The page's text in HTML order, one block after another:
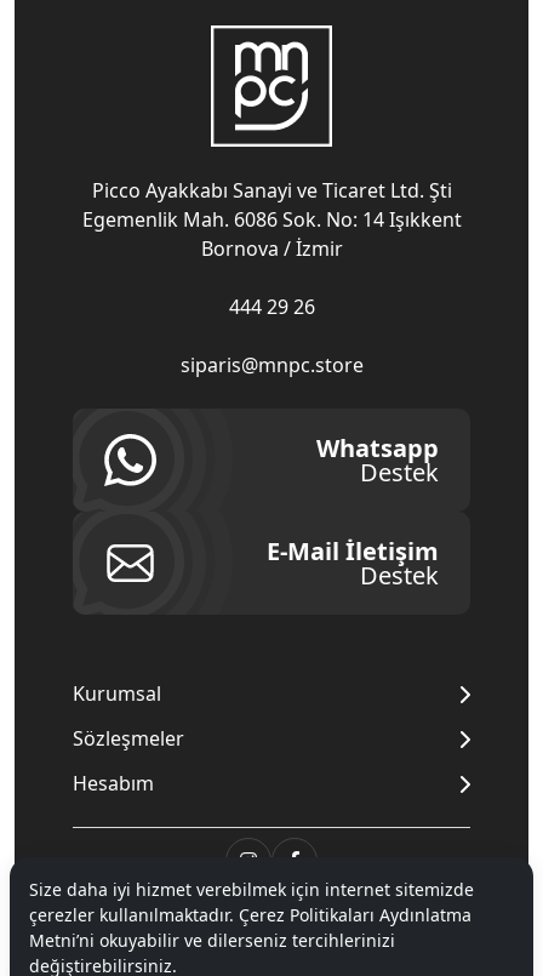
Picco Ayakkabı Sanayi ve Ticaret Ltd. Şti
Egemenlik Mah. 6086 Sok. No: 14 Işıkkent
Bornova / İzmir
444 29 26
siparis@mnpc.store
Whatsapp
Destek
E-Mail İletişim
Destek
Kurumsal
Sözleşmeler
Hesabım
© 2020Mnpc. Tüm hakları saklıdır.
Size daha iyi hizmet verebilmek için internet sitemizde
çerezler kullanılmaktadır. Çerez Politikaları Aydınlatma
Metni’ni okuyabilir ve dilerseniz tercihlerinizi
değiştirebilirsiniz.